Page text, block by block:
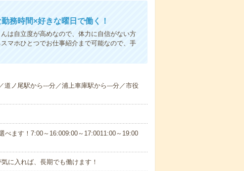
務時間×好きな曜日で働く！
は自立度が高めなので、体力に自信がない方
マホひとつでお仕事紹介まで可能なので、手
道ノ尾駅から---分／浦上車庫駅から---分／市役
ます！7:00～16:009:00～17:0011:00～19:00
入れば、長期でも働けます！